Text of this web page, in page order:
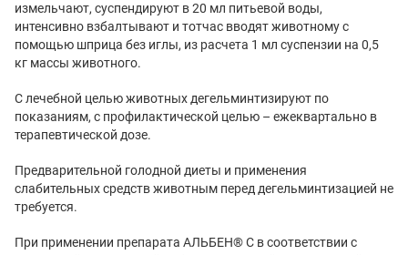
измельчают, суспендируют в 20 мл питьевой воды,
интенсивно взбалтывают и тотчас вводят животному с
помощью шприца без иглы, из расчета 1 мл суспензии на 0,5
кг массы животного.
С лечебной целью животных дегельминтизируют по
показаниям, с профилактической целью – ежеквартально в
терапевтической дозе.
Предварительной голодной диеты и применения
слабительных средств животным перед дегельминтизацией не
требуется.
При применении препарата АЛЬБЕН® С в соответствии с